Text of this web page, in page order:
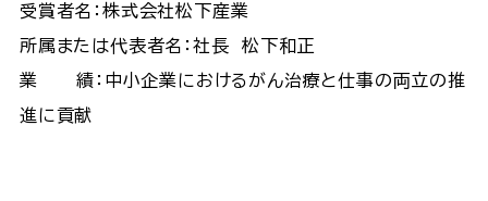
受賞者名：株式会社松下産業
所属または代表者名：社長 松下和正
業 績：中小企業におけるがん治療と仕事の両立の推
進に貢献